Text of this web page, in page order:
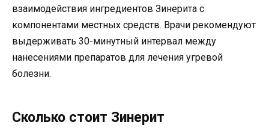
взаимодействия ингредиентов Зинерита с
компонентами местных средств. Врачи рекомендуют
выдерживать 30-минутный интервал между
нанесениями препаратов для лечения угревой
болезни.
Сколько стоит Зинерит